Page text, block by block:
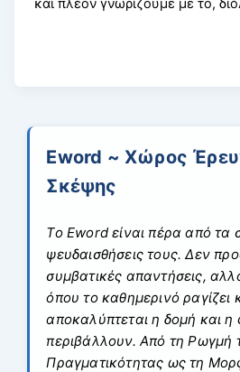
και πλέον γνωρίζουμε με το,
Eword ~ Χώρος
Σκέψης
Το Eword είναι πέρα από τα
ψευδαισθήσεις τους. Δεν
συμβατικές απαντήσεις,
όπου το καθημερινό ραγίζει
αποκαλύπτεται η δομή και
περιβάλλουν. Από τη Ρωγμή
Πραγματικότητας ως τη